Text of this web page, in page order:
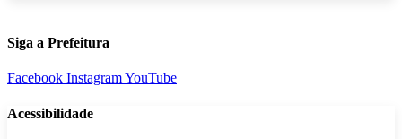
Siga a Prefeitura
Facebook InstagramYouTube
Acessibilidade